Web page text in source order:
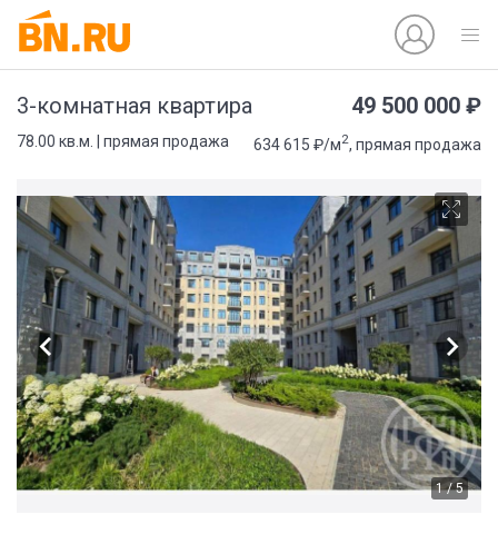
3-комнатная квартира 49 500 000 ₽
78.00 кв.м. | прямая продажа 634 615 ₽/м2, прямая продажа
1 / 5